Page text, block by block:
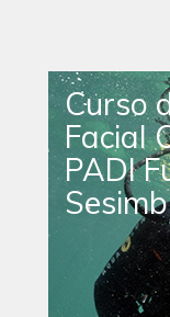
Curso
Facial
PADI